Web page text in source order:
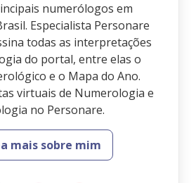
numerólogos em
Especialista Personare
todas as interpretações
do portal, entre elas o
e o Mapa do Ano.
virtuais de Numerologia e
no Personare.
mais sobre mim